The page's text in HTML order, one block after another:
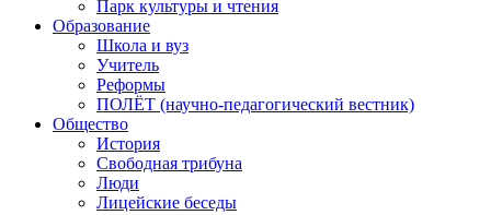
Парк культуры и чтения
Образование
Школа и вуз
Учитель
Реформы
ПОЛЁТ (научно-педагогический вестник)
Общество
История
Свободная трибуна
Люди
Лицейские беседы